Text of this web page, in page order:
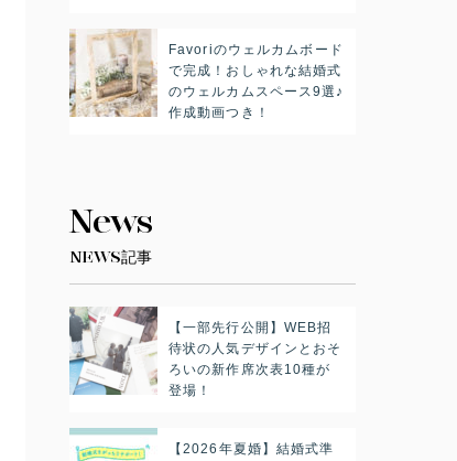
Favoriのウェルカムボード
で完成！おしゃれな結婚式
のウェルカムスペース9選♪
作成動画つき！
News
NEWS記事
【一部先行公開】WEB招
待状の人気デザインとおそ
ろいの新作席次表10種が
登場！
【2026年夏婚】結婚式準